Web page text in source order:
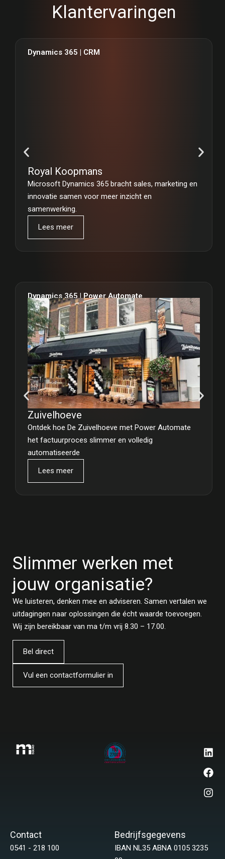
Klantervaringen
Dynamics 365 | CRM
Royal Koopmans
Microsoft Dynamics 365 bracht sales, marketing en
innovatie samen voor meer inzicht en
samenwerking.
Lees meer
Dynamics 365 | Power Automate
Zuivelhoeve
Ontdek hoe De Zuivelhoeve met Power Automate
het factuurproces slimmer en volledig
automatiseerde
Lees meer
Slimmer werken met
jouw organisatie?
We luisteren, denken mee en adviseren. Samen vertalen we
uitdagingen naar oplossingen die écht waarde toevoegen.
Wij zijn bereikbaar van ma t/m vrij 8.30 – 17.00.
Bel direct
Vul een contactformulier in
Contact
0541 - 218 100
Bedrijfsgegevens
IBAN NL35 ABNA 0105 3235